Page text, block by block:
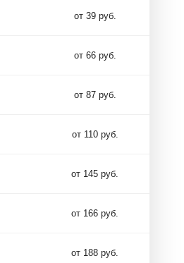
от 39 руб.
от 66 руб.
от 87 руб.
от 110 руб.
от 145 руб.
от 166 руб.
от 188 руб.